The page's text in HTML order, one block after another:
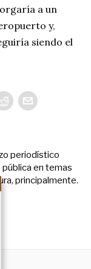
a un
y,
siendo el
periodístico
en temas
principalmente.